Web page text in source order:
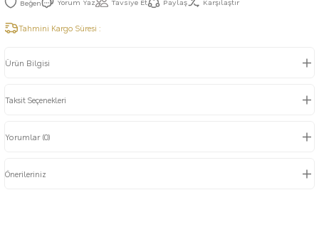
Yorum Yaz Tavsiye Et Paylaş Karşılaştır
Tahmini Kargo Süresi :
Ürün Bilgisi
Taksit Seçenekleri
Yorumlar (0)
Önerileriniz